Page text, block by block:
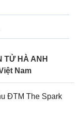
TỬ HÀ ANH
Nam
ĐTM The Spark